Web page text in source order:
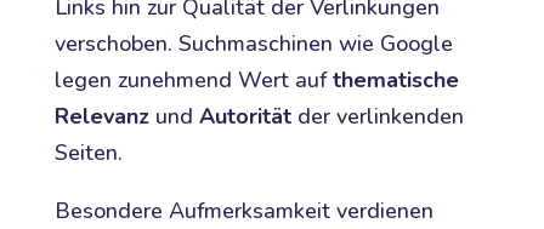
Links hin zur Qualität der Verlinkungen
verschoben. Suchmaschinen wie Google
legen zunehmend Wert aufthematische
Relevanzund Autoritätder verlinkenden
Seiten.
Besondere Aufmerksamkeit verdienen